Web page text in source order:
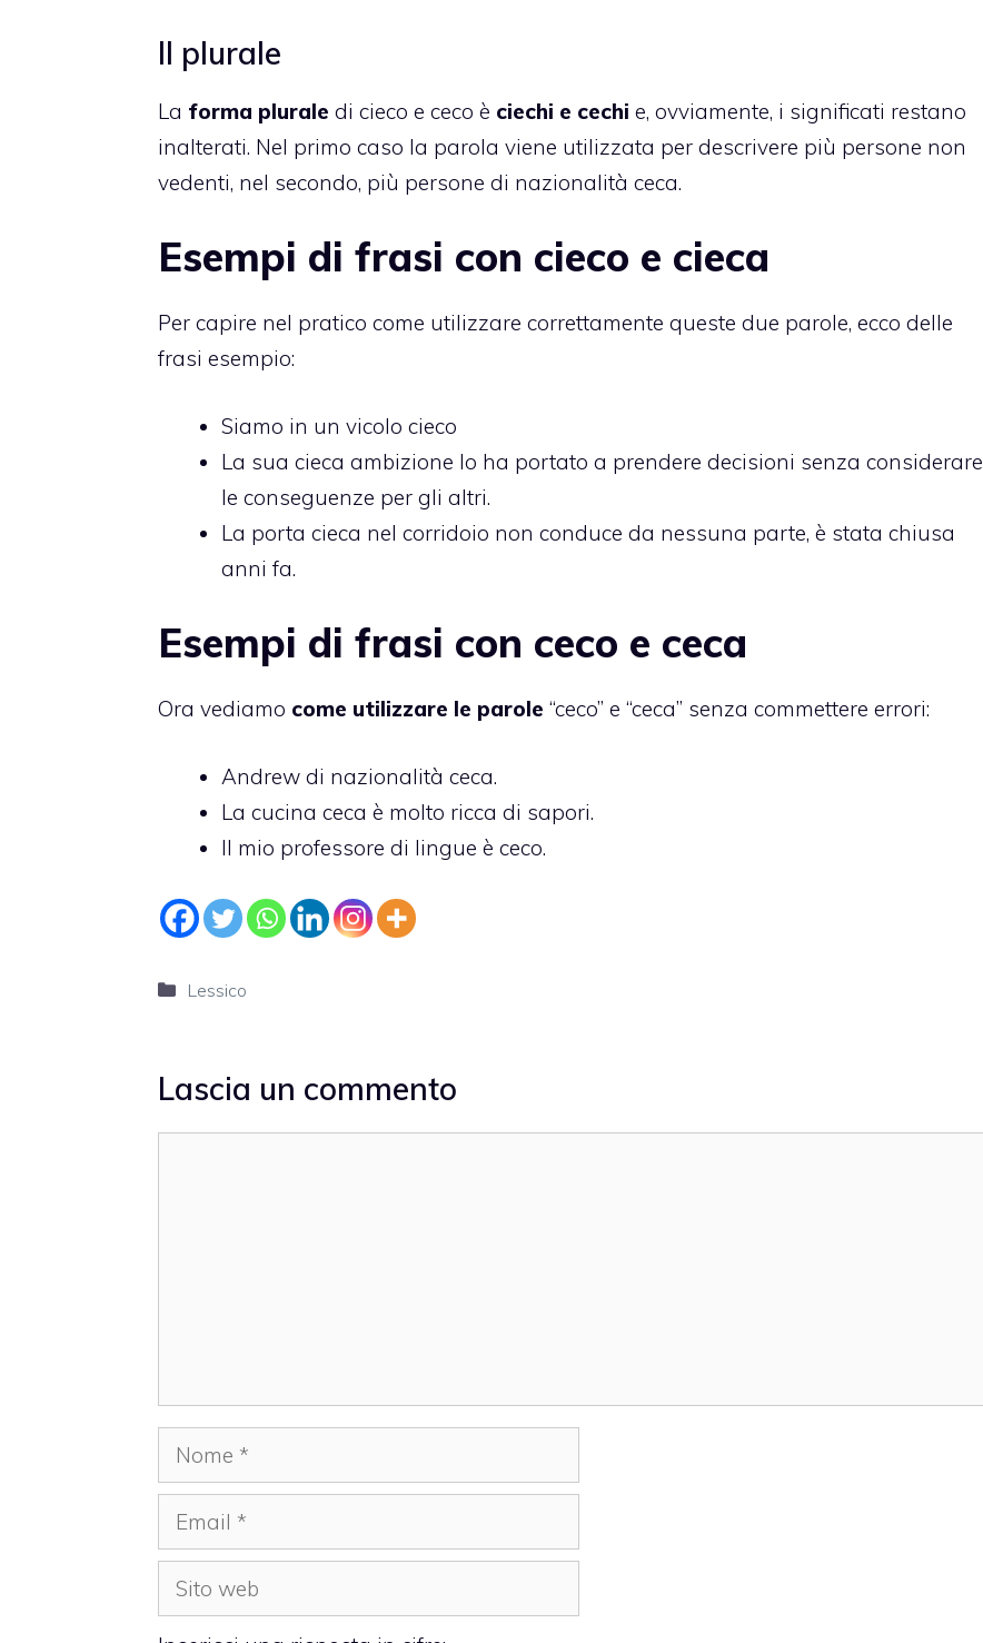
Il plurale
La forma plurale di cieco e ceco è ciechi e cechi e, ovviamente, i significati restano
inalterati. Nel primo caso la parola viene utilizzata per descrivere più persone non
vedenti, nel secondo, più persone di nazionalità ceca.
Esempi di frasi con cieco e cieca
Per capire nel pratico come utilizzare correttamente queste due parole, ecco delle
frasi esempio:
Siamo in un vicolo cieco
La sua cieca ambizione lo ha portato a prendere decisioni senza considerare
le conseguenze per gli altri.
La porta cieca nel corridoio non conduce da nessuna parte, è stata chiusa
anni fa.
Esempi di frasi con ceco e ceca
Ora vediamo come utilizzare le parole “ceco” e “ceca” senza commettere errori:
Andrew di nazionalità ceca.
La cucina ceca è molto ricca di sapori.
Il mio professore di lingue è ceco.
Categorie
Lessico
Lascia un commento
Nome
Email
Sito
web